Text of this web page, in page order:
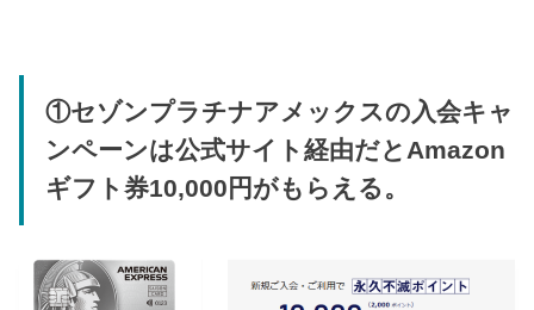
①セゾンプラチナアメックスの入会キャ
ンペーンは公式サイト経由だとAmazon
ギフト券10,000円がもらえる。